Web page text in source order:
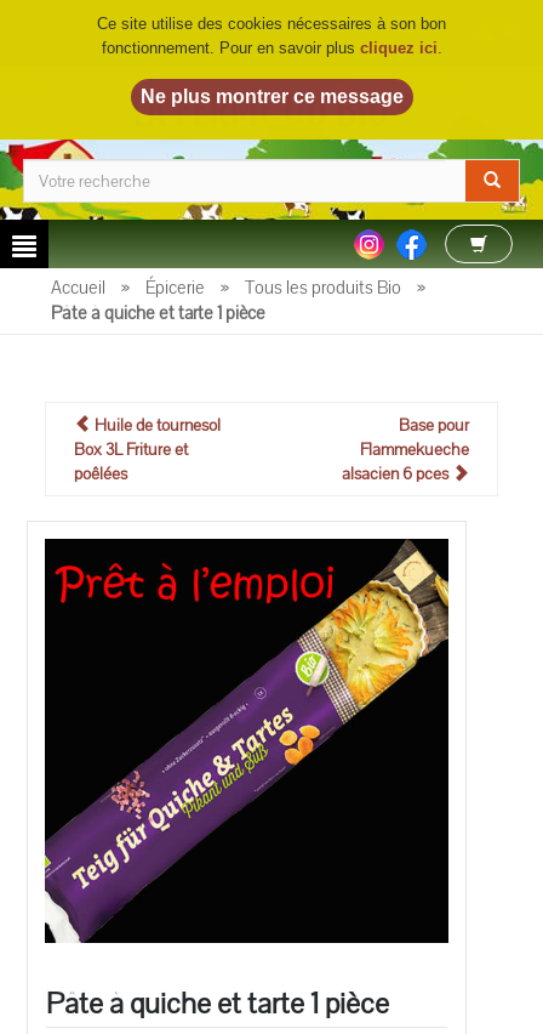
LA FERME DU BIO©
Accueil » Épicerie » Tous les produits Bio
»
Pâte à quiche et tarte 1 pièce
Huile de tournesol
Box 3L Friture et
poêlées
Base pour
Flammekueche
alsacien 6 pces
Pâte à quiche et tarte 1 pièce
Ce site utilise des cookies nécessaires à son bon
fonctionnement. Pour en savoir plus cliquez ici.